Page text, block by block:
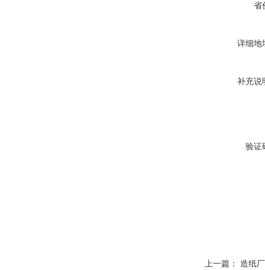
省
详细地
补充说
验证
上一篇： 造纸